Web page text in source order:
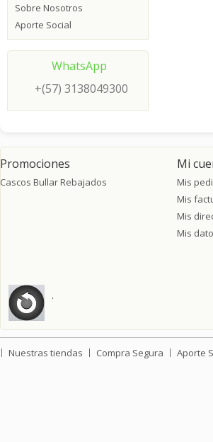
Sobre Nosotros
Aporte Social
WhatsApp
+(57) 3138049300
Promociones
Cascos Bullar Rebajados
Mi
Mis
Mis
Mis
Mis
.
Nuestras tiendas Compra Segura Aporte